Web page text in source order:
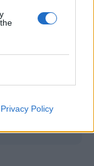
Privacy Policy
un bel po' di